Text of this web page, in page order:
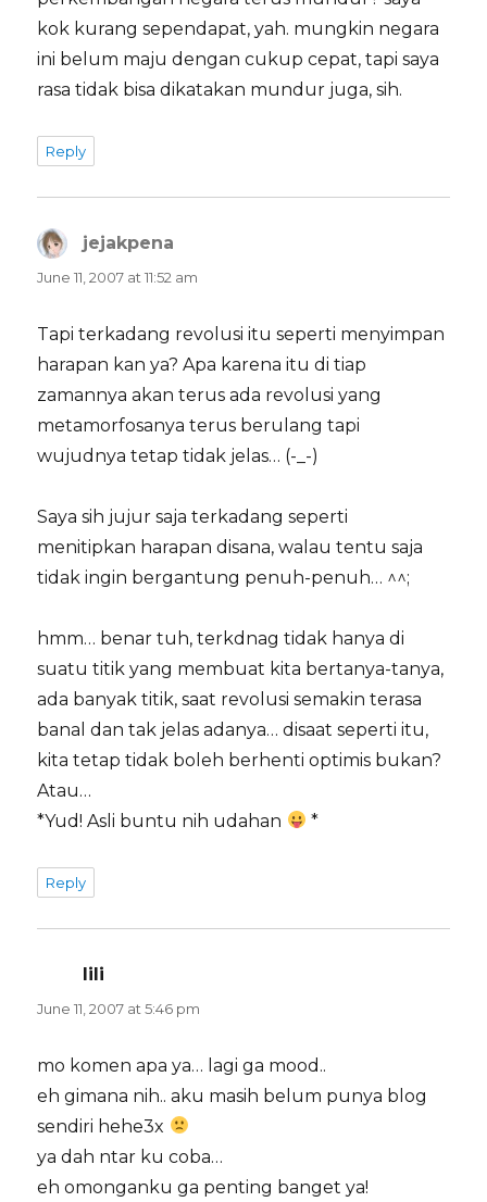
kok kurang sependapat, yah. mungkin negara
ini belum maju dengan cukup cepat, tapi saya
rasa tidak bisa dikatakan mundur juga, sih.
Reply
jejakpena
June 11, 2007 at 11:52 am
Tapi terkadang revolusi itu seperti menyimpan
harapan kan ya? Apa karena itu di tiap
zamannya akan terus ada revolusi yang
metamorfosanya terus berulang tapi
wujudnya tetap tidak jelas… (-_-)
Saya sih jujur saja terkadang seperti
menitipkan harapan disana, walau tentu saja
tidak ingin bergantung penuh-penuh… ^^;
hmm… benar tuh, terkdnag tidak hanya di
suatu titik yang membuat kita bertanya-tanya,
ada banyak titik, saat revolusi semakin terasa
banal dan tak jelas adanya… disaat seperti itu,
kita tetap tidak boleh berhenti optimis bukan?
Atau…
*Yud! Asli buntu nih udahan
*
Reply
lili
June 11, 2007 at 5:46 pm
mo komen apa ya… lagi ga mood..
eh gimana nih.. aku masih belum punya blog
sendiri hehe3x
ya dah ntar ku coba…
eh omonganku ga penting banget ya!